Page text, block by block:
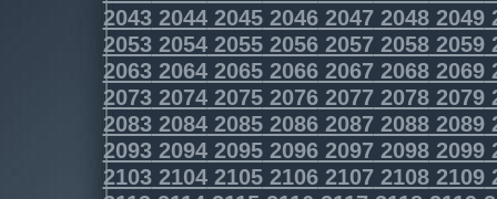
2043204420452046204720482049
2053205420552056205720582059
2063206420652066206720682069
2073207420752076207720782079
2083208420852086208720882089
2093209420952096209720982099
2103210421052106210721082109